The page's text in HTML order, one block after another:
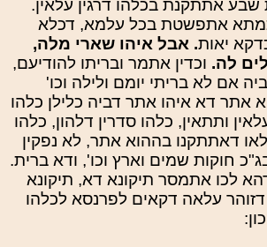
אתתקנת בכלהו דרגין עלאין.
אתפשטת בכל עלמא, דכלא
יאות. אבל איהו שארי מלה,
לה. וכדין אתמר ובריתו להודיעם,
אם לא בריתי יומם ולילה וכו'
אתר דא איהו אתר דביה כלילן כלהו
ותתאין, כלהו סדרין דלהון, כלהו
לאו דאתתקנו בההוא אתר, לא נפקין
חוקות שמים וארץ וכו', ודא ברית.
לכו אתמסר תיקונא דא, תיקונא
דזוהר עלאה דקאים לפרנסא לכלהו